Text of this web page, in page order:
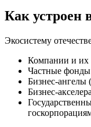
Как устроен
Экосистему
Компании и
Частные
Бизнес-ангелы
Бизнес-